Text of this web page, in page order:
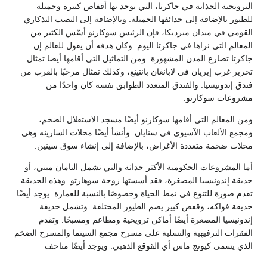
الترويحية الجذابة في جاكرتا، التي يوجد بها أقفاص كبيرة وجميلة
للطيور بالإضافة إلى حدائقها الجميلة. وبالإضافة إلى النصب التذكاري
القومي في ميدان ميرديكا، فإن الرئيس سوكارنو أسّس الكثير من
المعالم التي نراها في جاكرتا اليوم. وكان هدفه أن يقول للعالم إن
جاكرتا تضارع المدن المشهورة. ومن التماثيل التي أقامها أيضا تمثال
تحرير غرب إيريان في لابانغان بانتينغ، وكذلك تمثال مرحبًا بالقرب من
فندق إندونيسيا. والفندق المتعدد الطوابق نفسه كان واحدًا من
مشروعات سوكارنو.
ومن المعالم التي أقامها سوكارنو أيضًا مسجد الاستقلال الضخم،
ومجمع الألعاب الآسيوي في سنايان. وأنشأ أيضًا محلات السارينه وهي
محلات ضخمة متعددة الأغراض، بالإضافة إلى إنشاء سوق سينين.
أما المشروعات الحكومية الأكثر حداثة والتي تشمل التامان ميني، أو
حديقة إندونيسيا المصغرة، فقد أسستها زوجة سوهارتو. وهذه الحديقة
تقدم صورة للتنوع في نمط الحياة وخصوصًا بالنسبة للعمارة. يوجد أيضًا
حديقة فواكه، وقفص كبير يضم الطيور المختلفة. وتشمل حديقة
إندونيسيا المصغرة أيضًا أماكن ترويحية ومطاعم ومسبحًا. وتقدم
الفقرات الترفيهية والتسلية على مسرح مجمع السينما والمسرح الضخم
الذي يسمى كيونج ماس أي القوقع الذهبي. ويوجد أيضًا متاحف